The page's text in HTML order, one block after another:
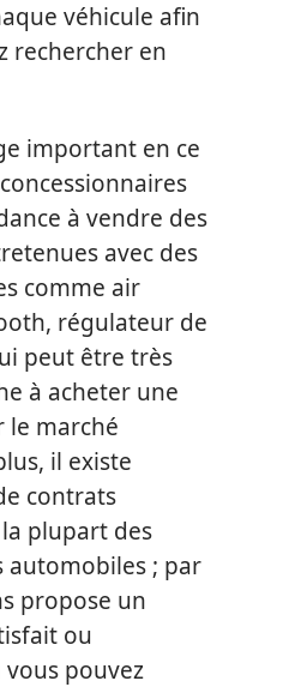
véhicule afin
rechercher en
important en ce
à vendre des
avec des
comme air
régulateur de
peut être très
à acheter une
le marché
il existe
contrats
plupart des
automobiles ; par
propose un
ou
pouvez